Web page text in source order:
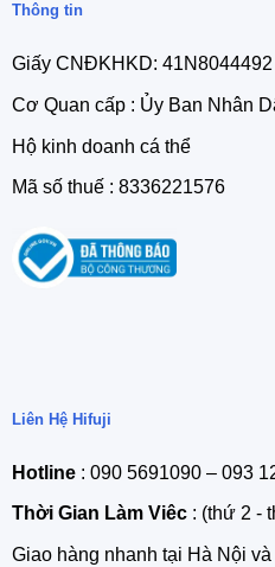
Thông tin
Giấy CNĐKHKD:
Cơ Quan cấp : Ủy Ban Nhân
Hộ kinh doanh cá thể
Mã số thuế : 8336221576
Liên Hệ Hifuji
Hotline: 090 5691090 – 093
Thời Gian Làm Viêc: (thứ 2 -
Giao hàng nhanh tại Hà Nội